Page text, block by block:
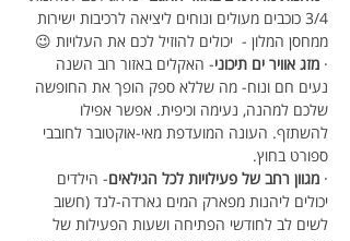
3/4 כוכבים מעולים ונוחים ליציאה לרכיבות ישירות
ממחסן המלון -  יכולים להוזיל לכם את העלויות 😉
· מזג אוויר ים תיכוני- האקלים באזור רוב השנה
נעים חם ונוח- מה שללא ספק הופך את החופשה
שלכם למהנה, נעימה וכיפית. אפשר אפילו
להשתזף. העונה המועדפת מאי-אוקטובר לחובבי
ספורט בחוץ.
· מגוון רחב של פעילויות לכל הגילאים- הילדים
יכולים ליהנות מפארק המים גארדה-לנד (חשוב
לשים לב לחודשי הפתיחה ושעות הפעילות של